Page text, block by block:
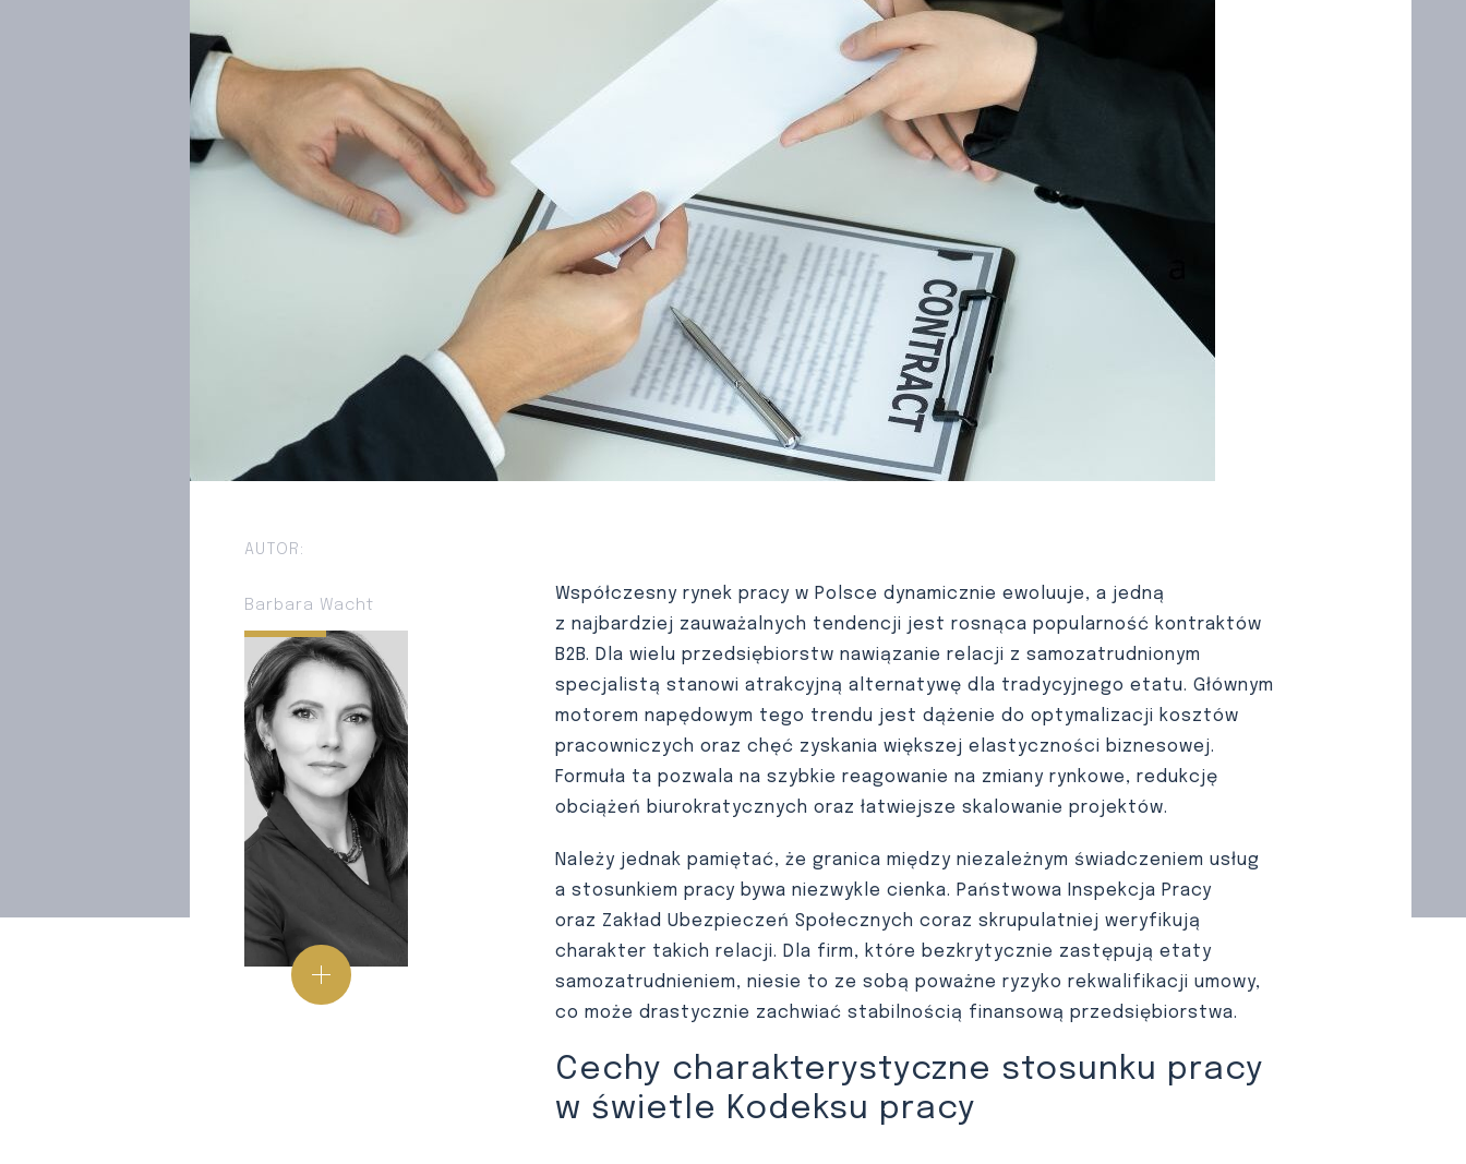
Współczesny rynek pracy w Polsce dynamicznie ewoluuje, a jedną
z najbardziej zauważalnych tendencji jest rosnąca popularność kontraktów
B2B. Dla wielu przedsiębiorstw nawiązanie relacji z samozatrudnionym
specjalistą stanowi atrakcyjną alternatywę dla tradycyjnego etatu. Głównym
motorem napędowym tego trendu jest dążenie do optymalizacji kosztów
pracowniczych oraz chęć zyskania większej elastyczności biznesowej.
Formuła ta pozwala na szybkie reagowanie na zmiany rynkowe, redukcję
obciążeń biurokratycznych oraz łatwiejsze skalowanie projektów.
Należy jednak pamiętać, że granica między niezależnym świadczeniem usług
a stosunkiem pracy bywa niezwykle cienka. Państwowa Inspekcja Pracy
oraz Zakład Ubezpieczeń Społecznych coraz skrupulatniej weryfikują
charakter takich relacji. Dla firm, które bezkrytycznie zastępują etaty
samozatrudnieniem, niesie to ze sobą poważne ryzyko rekwalifikacji umowy,
co może drastycznie zachwiać stabilnością finansową przedsiębiorstwa.
Cechy charakterystyczne stosunku pracy
w świetle Kodeksu pracy
AUTOR:
Barbara Wacht